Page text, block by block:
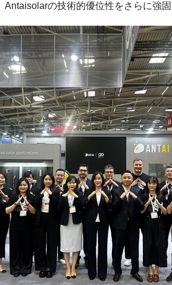
Antaisolarの技術的優位性をさらに強